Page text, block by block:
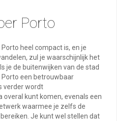
Porto
heel compact is, en je
zul je waarschijnlijk het
je de buitenwijken van de stad
een betrouwbaar
verder wordt
kunt komen, evenals een
waarmee je zelfs de
Je kunt wel stellen dat